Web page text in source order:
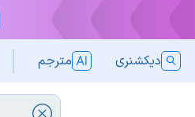
دیکشنری مترجم